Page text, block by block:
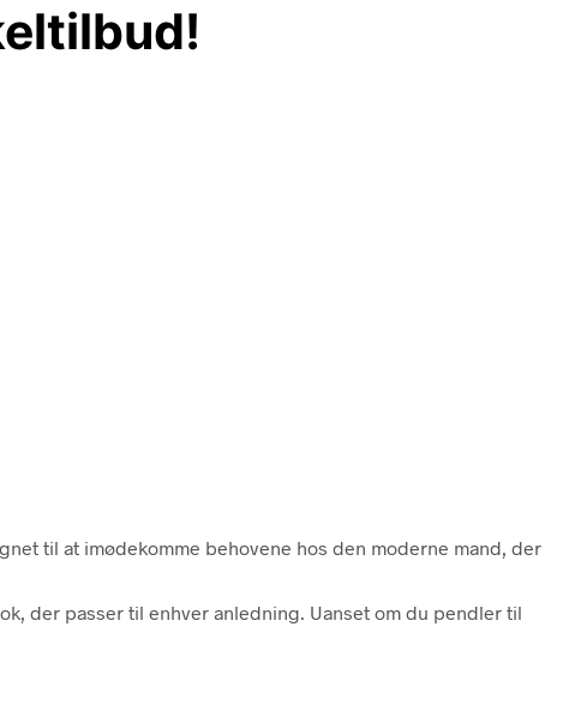
til at imødekomme behovene hos den moderne mand, der
der passer til enhver anledning. Uanset om du pendler til